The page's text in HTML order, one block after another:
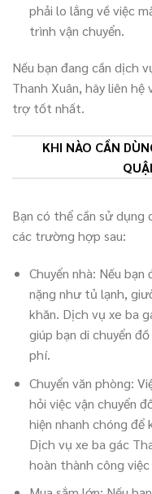
phải lo lắng về việc
trình vận chuyển.
Nếu bạn đang cần dịch
Thanh Xuân, hãy liên
trợ tốt nhất.
KHI NÀO CẦN
Bạn có thể cần sử dụng
các trường hợp sau:
Chuyển nhà: Nếu
nặng như tủ lạnh,
khăn. Dịch vụ xe ba
giúp bạn di chuyển
phí.
Chuyển văn phòng:
hỏi việc vận chuyển
hiện nhanh chóng để
Dịch vụ xe ba gác
hoàn thành công